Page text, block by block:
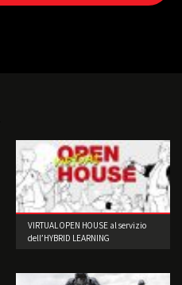
VIRTUAL OPEN HOUSE al servizio
dell’HYBRID LEARNING